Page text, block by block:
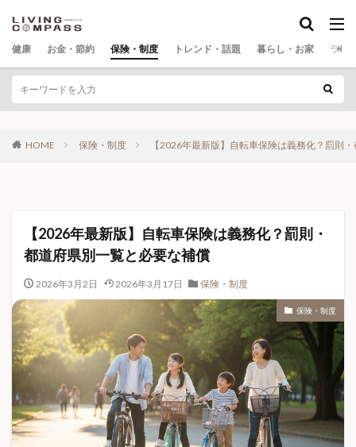
健康 お金・節約 保険・制度 トレンド・話題 暮らし・お家 ライ
HOME 保険・制度 【2026年最新版】自転車保険は義務化？罰則
【2026年最新版】自転車保険は義務化？罰則・
都道府県別一覧と必要な補償
2026年3月2日 2026年3月17日 保険・制度
保険・制度
カテゴリー
タグ
130万円の壁
171
1リットルドリンク
50代父の日プレゼント
5大栄養素
5年生存率
60代父の日プレゼント
70代父の日プレゼント
AIグラス
AIバブル Amazon
Amazonお米
ASMR
BE@RBRICK
Colantotte
Core Web Vitals
COSORI DIYキット
FreeSip
FRP防水
GPIF HOKA IDECO
Linux
LOSSOFF
Mellojoy
Meta AI
Minecraftサーバー
MIXUE
MTGReD
MTGリカバリーウェア
New Balance
NISA